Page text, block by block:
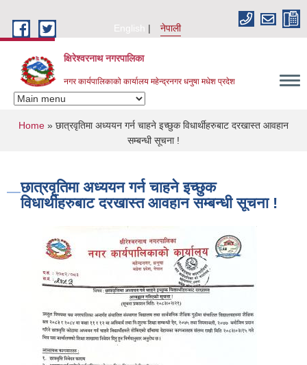
English
नेपाली
क्षिरेश्वरनाथ नगरपालिका
नगर कार्यपालिकाको कार्यालय महेन्द्रनगर धनुषा मधेश प्रदेश
You are here
Home » छात्रवृतिमा अध्ययन गर्न चाहने इच्छुक विधार्थीहरुबाट दरखास्त आवहान
सम्बन्धी सूचना !
छात्रवृतिमा अध्ययन गर्न चाहने इच्छुक
विधार्थीहरुबाट दरखास्त आवहान सम्बन्धी सूचना !